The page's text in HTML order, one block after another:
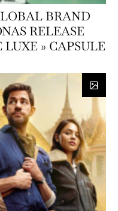
BRAND
RELEASE
» CAPSULE